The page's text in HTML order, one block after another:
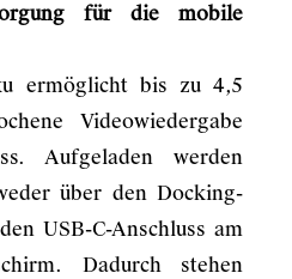
für die mobile
ermöglicht bis zu 4,5
Videowiedergabe
Aufgeladen werden
über den Docking-
USB-C-Anschluss am
Dadurch stehen